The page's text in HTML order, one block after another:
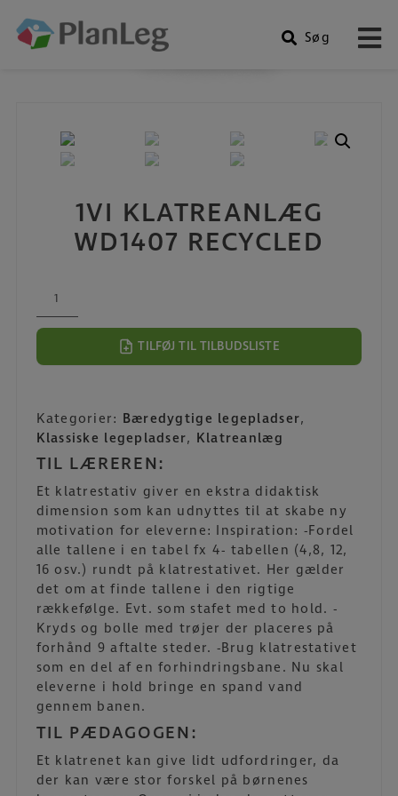
Søg
Produkter
1VI KLATREANLÆG
WD1407 RECYCLED
WD1407
antal
TILFØJ TIL TILBUDSLISTE
Kategorier: Bæredygtige legepladser,
Klassiske legepladser, Klatreanlæg
TIL LÆREREN:
Et klatrestativ giver en ekstra didaktisk
dimension som kan udnyttes til at skabe ny
motivation for eleverne: Inspiration: -Fordel
alle tallene i en tabel fx 4- tabellen (4,8, 12,
16 osv.) rundt på klatrestativet. Her gælder
det om at finde tallene i den rigtige
rækkefølge. Evt. som stafet med to hold. -
Kryds og bolle med trøjer der placeres på
forhånd 9 aftalte steder. -Brug klatrestativet
som en del af en forhindringsbane. Nu skal
eleverne i hold bringe en spand vand
gennem banen.
TIL PÆDAGOGEN:
Et klatrenet kan give lidt udfordringer, da
der kan være stor forskel på børnenes